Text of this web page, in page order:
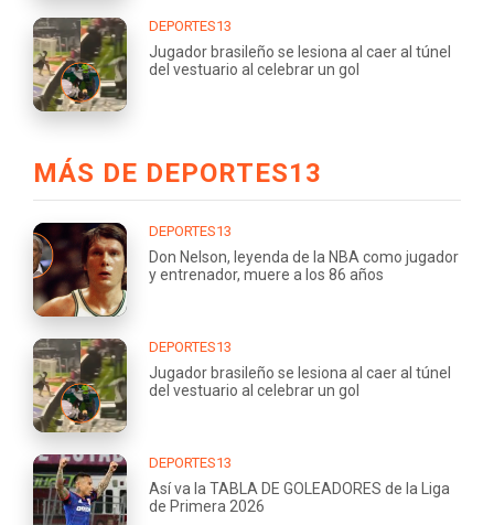
DEPORTES13
Jugador brasileño se lesiona al caer al túnel
del vestuario al celebrar un gol
MÁS DE DEPORTES13
DEPORTES13
Don Nelson, leyenda de la NBA como jugador
y entrenador, muere a los 86 años
DEPORTES13
Jugador brasileño se lesiona al caer al túnel
del vestuario al celebrar un gol
DEPORTES13
Así va la TABLA DE GOLEADORES de la Liga
de Primera 2026